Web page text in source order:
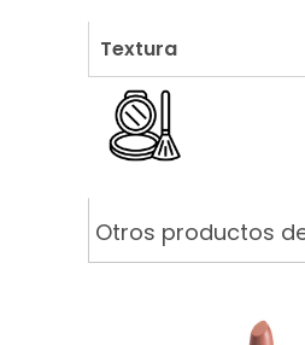
Textura
Otros productos